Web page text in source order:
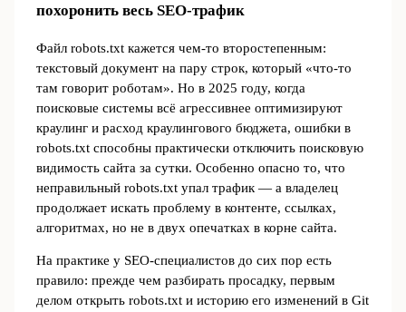
похоронить весь SEO‑трафик
Файл robots.txt кажется чем‑то второстепенным:
текстовый документ на пару строк, который «что‑то
там говорит роботам». Но в 2025 году, когда
поисковые системы всё агрессивнее оптимизируют
краулинг и расход краулингового бюджета, ошибки в
robots.txt способны практически отключить поисковую
видимость сайта за сутки. Особенно опасно то, что
неправильный robots.txt упал трафик — а владелец
продолжает искать проблему в контенте, ссылках,
алгоритмах, но не в двух опечатках в корне сайта.
На практике у SEO‑специалистов до сих пор есть
правило: прежде чем разбирать просадку, первым
делом открыть robots.txt и историю его изменений в Git